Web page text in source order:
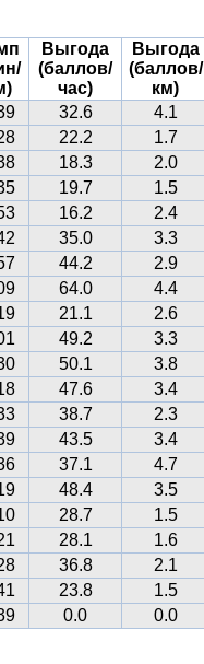
Выгода
(баллов/
час)
Выгода
(баллов/
км)
32.6 4.1
22.2 1.7
18.3 2.0
19.7 1.5
16.2 2.4
35.0 3.3
44.2 2.9
64.0 4.4
21.1 2.6
49.2 3.3
50.1 3.8
47.6 3.4
38.7 2.3
43.5 3.4
37.1 4.7
48.4 3.5
28.7 1.5
28.1 1.6
36.8 2.1
23.8 1.5
0.0 0.0